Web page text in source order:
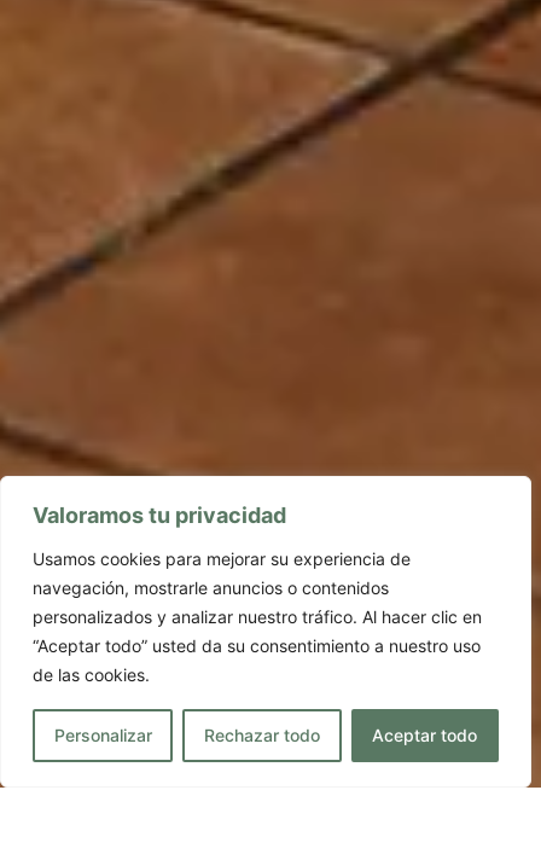
Valoramos tu privacidad
Usamos cookies para mejorar su experiencia de
navegación, mostrarle anuncios o contenidos
personalizados y analizar nuestro tráfico. Al hacer clic en
“Aceptar todo” usted da su consentimiento a nuestro uso
de las cookies.
Personalizar Rechazar todo Aceptar todo